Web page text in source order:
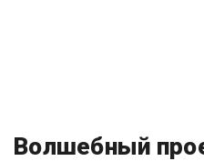
Волшебный